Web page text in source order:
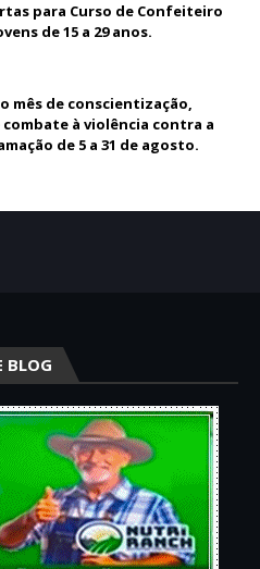
para Curso de Confeiteiro
de 15 a 29 anos.
mês de conscientização,
à violência contra a
de 5 a 31 de agosto.
BLOG